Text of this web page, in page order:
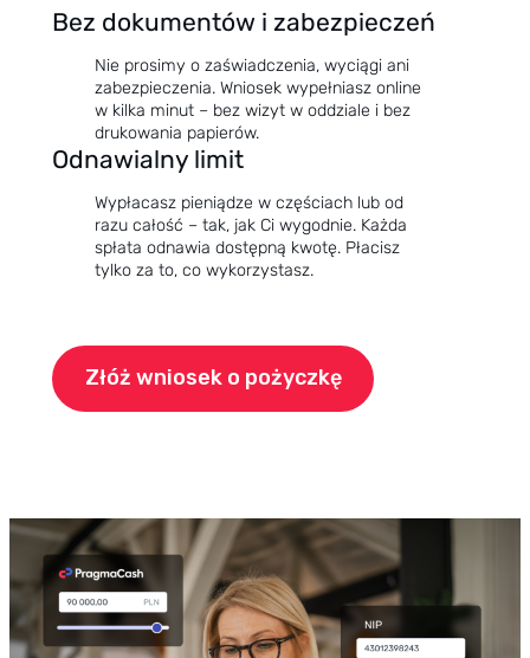
Bez dokumentów i zabezpieczeń
Nie prosimy o zaświadczenia, wyciągi ani
zabezpieczenia. Wniosek wypełniasz online
w kilka minut – bez wizyt w oddziale i bez
drukowania papierów.
Odnawialny limit
Wypłacasz pieniądze w częściach lub od
razu całość – tak, jak Ci wygodnie. Każda
spłata odnawia dostępną kwotę. Płacisz
tylko za to, co wykorzystasz.
Złóż wniosek o pożyczkę